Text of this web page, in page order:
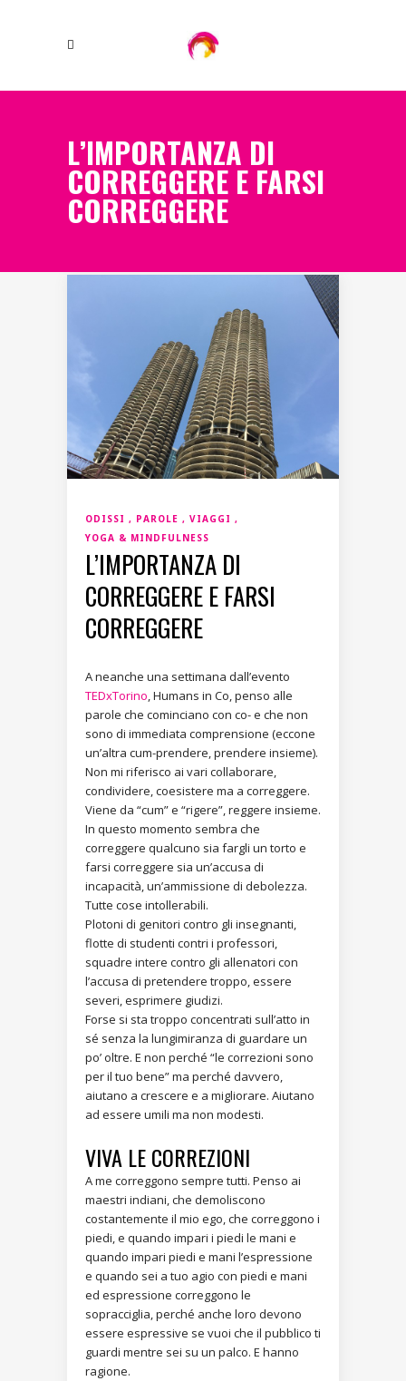
L’IMPORTANZA DI
CORREGGERE E FARSI
CORREGGERE
ODISSI PAROLE
VIAGGI
YOGA & MINDFULNESS
L’IMPORTANZA DI
CORREGGERE E FARSI
CORREGGERE
A neanche una settimana dall’evento
TEDxTorino, Humans in Co, penso alle
parole che cominciano con co- e che non
sono di immediata comprensione (eccone
un’altra cum-prendere, prendere insieme).
Non mi riferisco ai vari collaborare,
condividere, coesistere ma a correggere.
Viene da “cum” e “rigere”, reggere insieme.
In questo momento sembra che
correggere qualcuno sia fargli un torto e
farsi correggere sia un’accusa di
incapacità, un’ammissione di debolezza.
Tutte cose intollerabili.
Plotoni di genitori contro gli insegnanti,
flotte di studenti contri i professori,
squadre intere contro gli allenatori con
l’accusa di pretendere troppo, essere
severi, esprimere giudizi.
Forse si sta troppo concentrati sull’atto in
sé senza la lungimiranza di guardare un
po’ oltre. E non perché “le correzioni sono
per il tuo bene” ma perché davvero,
aiutano a crescere e a migliorare. Aiutano
ad essere umili ma non modesti.
VIVA LE CORREZIONI
A me correggono sempre tutti. Penso ai
maestri indiani, che demoliscono
costantemente il mio ego, che correggono i
piedi, e quando impari i piedi le mani e
quando impari piedi e mani l’espressione
e quando sei a tuo agio con piedi e mani
ed espressione correggono le
sopracciglia, perché anche loro devono
essere espressive se vuoi che il pubblico ti
guardi mentre sei su un palco. E hanno
ragione.